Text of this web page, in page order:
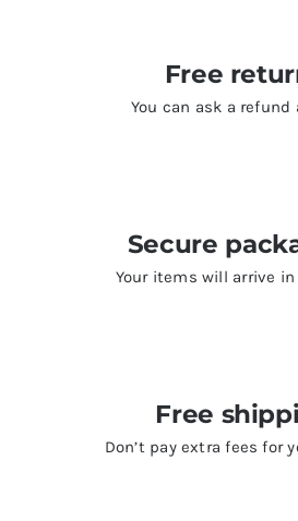
Free
You can ask a refund
Secure
Your items will arrive in
Free
Don’t pay extra fees for